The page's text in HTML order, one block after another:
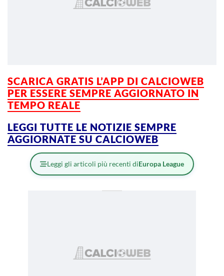
SCARICA GRATIS L’APP DI CALCIOWEB
PER ESSERE SEMPRE AGGIORNATO IN
TEMPO REALE
LEGGI TUTTE LE NOTIZIE SEMPRE
AGGIORNATE SU CALCIOWEB
Leggi gli articoli più recenti diEuropa League